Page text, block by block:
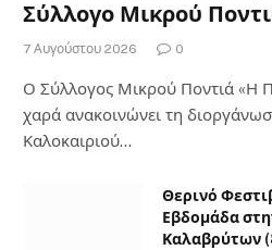
Σύλλογο Μικρού
7 Αυγούστου 2026 0
Ο Σύλλογος Μικρού Ποντιά «Η
χαρά ανακοινώνει τη
Καλοκαιριού…
Θερινό
Εβδομάδα
Καλαβρύτων